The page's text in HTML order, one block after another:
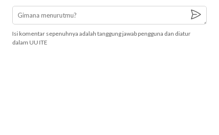
Isi komentar sepenuhnya adalah tanggung jawab pengguna dan diatur
dalam UU ITE